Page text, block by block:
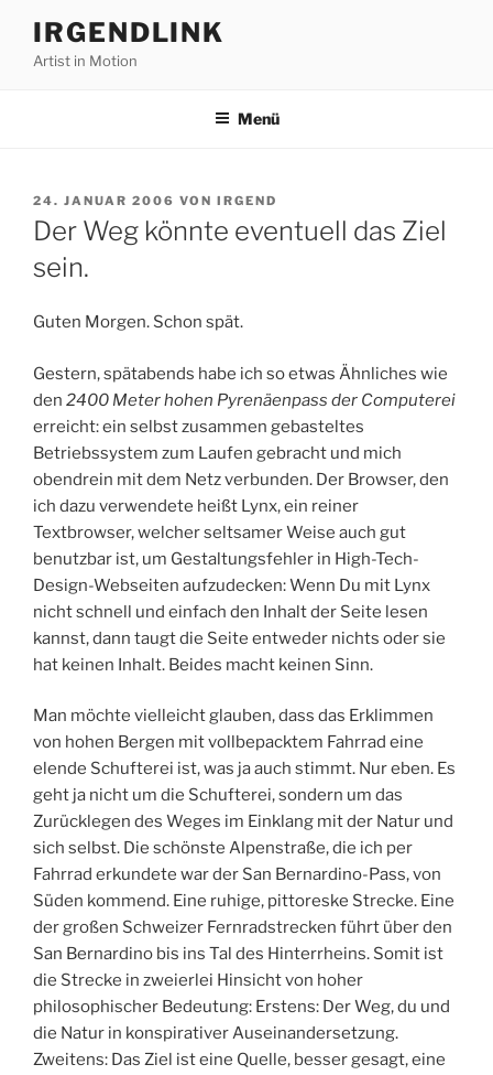
Inhalt
springen
IRGENDLINK
Artist in Motion
Menü
VERÖFFENTLICHT
AM
24. JANUAR 2006 VON IRGEND
Der Weg könnte eventuell das Ziel
sein.
Guten Morgen. Schon spät.
Gestern, spätabends habe ich so etwas Ähnliches wie
den 2400 Meter hohen Pyrenäenpass der Computerei
erreicht: ein selbst zusammen gebasteltes
Betriebssystem zum Laufen gebracht und mich
obendrein mit dem Netz verbunden. Der Browser, den
ich dazu verwendete heißt Lynx, ein reiner
Textbrowser, welcher seltsamer Weise auch gut
benutzbar ist, um Gestaltungsfehler in High-Tech-
Design-Webseiten aufzudecken: Wenn Du mit Lynx
nicht schnell und einfach den Inhalt der Seite lesen
kannst, dann taugt die Seite entweder nichts oder sie
hat keinen Inhalt. Beides macht keinen Sinn.
Man möchte vielleicht glauben, dass das Erklimmen
von hohen Bergen mit vollbepacktem Fahrrad eine
elende Schufterei ist, was ja auch stimmt. Nur eben. Es
geht ja nicht um die Schufterei, sondern um das
Zurücklegen des Weges im Einklang mit der Natur und
sich selbst. Die schönste Alpenstraße, die ich per
Fahrrad erkundete war der San Bernardino-Pass, von
Süden kommend. Eine ruhige, pittoreske Strecke. Eine
der großen Schweizer Fernradstrecken führt über den
San Bernardino bis ins Tal des Hinterrheins. Somit ist
die Strecke in zweierlei Hinsicht von hoher
philosophischer Bedeutung: Erstens: Der Weg, du und
die Natur in konspirativer Auseinandersetzung.
Zweitens: Das Ziel ist eine Quelle, besser gesagt, eine